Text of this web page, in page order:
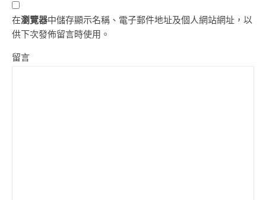
在瀏覽器中儲存顯示名稱、電子郵件地址及個人網站網址，以
供下次發佈留言時使用。
留言